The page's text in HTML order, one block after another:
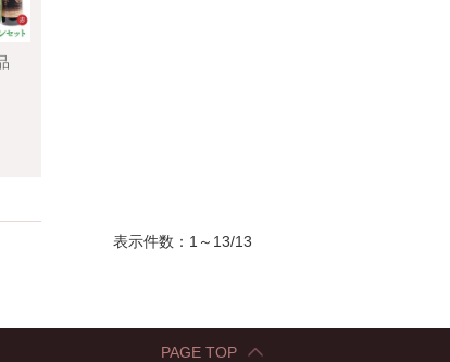
表示件数：1～13/13
PAGE TOP